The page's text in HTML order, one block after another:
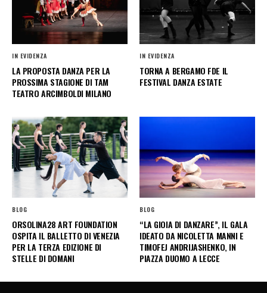
IN EVIDENZA
LA PROPOSTA DANZA PER LA
PROSSIMA STAGIONE DI TAM
TEATRO ARCIMBOLDI MILANO
IN EVIDENZA
TORNA A BERGAMO FDE IL
FESTIVAL DANZA ESTATE
BLOG
ORSOLINA28 ART FOUNDATION
OSPITA IL BALLETTO DI VENEZIA
PER LA TERZA EDIZIONE DI
STELLE DI DOMANI
BLOG
“LA GIOIA DI DANZARE”, IL GALA
IDEATO DA NICOLETTA MANNI E
TIMOFEJ ANDRIJASHENKO, IN
PIAZZA DUOMO A LECCE